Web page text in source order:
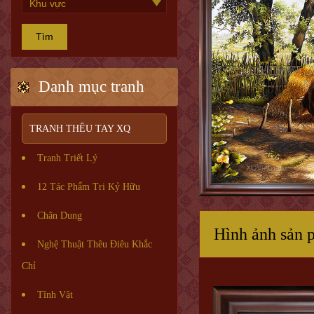
Tìm
Danh mục tranh
TRANH THÊU TAY XQ
Tranh Triết Lý
12 Tác Phẩm Tri Kỷ Hữu
Chân Dung
Nghệ Thuật Thêu Điêu Khắc
Chỉ
Tĩnh Vật
Hình ảnh sản